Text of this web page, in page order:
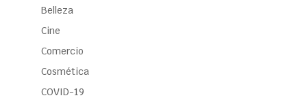
Belleza
Cine
Comercio
Cosmética
COVID-19